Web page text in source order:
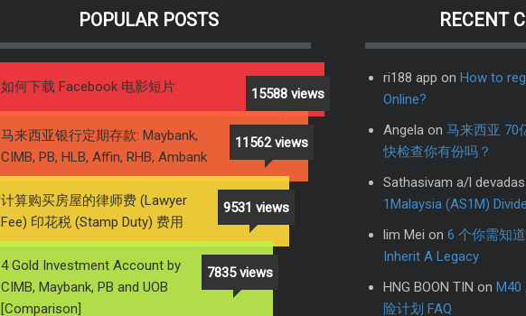
POPULAR POSTS
15588 views
如何下载 Facebook 电影短片
11562 views
马来西亚银行定期存款: Maybank,
CIMB, PB, HLB, Affin, RHB, Ambank
9531 views
计算购买房屋的律师费 (Lawyer
Fee) 印花税 (Stamp Duty) 费用
7835 views
4 Gold Investment Account by
CIMB, Maybank, PB and UOB
[Comparison]
RECENT
ri188 app onHow to
Online?
Angela on马来西亚 70
快检查你有份吗？
Sathasivam a/l
1Malaysia (AS1M)
lim Mei on6 个你需知
Inherit A Legacy
HNG BOON TIN onM40
险计划 FAQ